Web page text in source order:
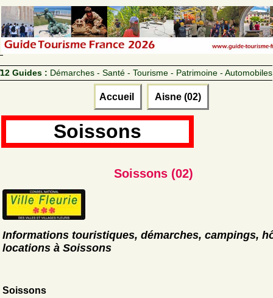
12 Guides : Démarches - Santé - Tourisme - Patrimoine - Automobiles
Accueil Aisne (02)
Soissons
Soissons (02)
Informations touristiques, démarches, campings,
locations à Soissons
Soissons